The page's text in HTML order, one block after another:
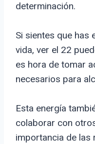
determinación.
Si sientes que has
vida, ver el 22
es hora de tomar
necesarios para
Esta energía
colaborar con
importancia de las